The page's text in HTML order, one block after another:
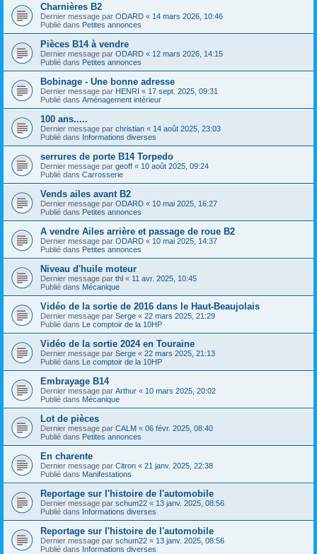
Charnières B2
Dernier message par ODARD « 14 mars 2026, 10:46
Publié dans Petites annonces
Pièces B14 à vendre
Dernier message par ODARD « 12 mars 2026, 14:15
Publié dans Petites annonces
Bobinage - Une bonne adresse
Dernier message par HENRI « 17 sept. 2025, 09:31
Publié dans Aménagement intérieur
100 ans.....
Dernier message par christian « 14 août 2025, 23:03
Publié dans Informations diverses
serrures de porte B14 Torpedo
Dernier message par geoff « 10 août 2025, 09:24
Publié dans Carrosserie
Vends ailes avant B2
Dernier message par ODARD « 10 mai 2025, 16:27
Publié dans Petites annonces
A vendre Ailes arrière et passage de roue B2
Dernier message par ODARD « 10 mai 2025, 14:37
Publié dans Petites annonces
Niveau d'huile moteur
Dernier message par thl « 11 avr. 2025, 10:45
Publié dans Mécanique
Vidéo de la sortie de 2016 dans le Haut-Beaujolais
Dernier message par Serge « 22 mars 2025, 21:29
Publié dans Le comptoir de la 10HP
Vidéo de la sortie 2024 en Touraine
Dernier message par Serge « 22 mars 2025, 21:13
Publié dans Le comptoir de la 10HP
Embrayage B14
Dernier message par Arthur « 10 mars 2025, 20:02
Publié dans Mécanique
Lot de pièces
Dernier message par CALM « 06 févr. 2025, 08:40
Publié dans Petites annonces
En charente
Dernier message par Citron « 21 janv. 2025, 22:38
Publié dans Manifestations
Reportage sur l'histoire de l'automobile
Dernier message par schum22 « 13 janv. 2025, 08:56
Publié dans Informations diverses
Reportage sur l'histoire de l'automobile
Dernier message par schum22 « 13 janv. 2025, 08:56
Publié dans Informations diverses